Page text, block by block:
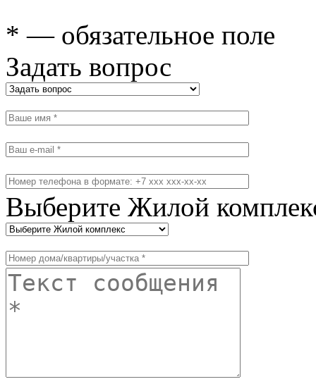
* — обязательное поле
Задать вопрос
Выберите Жилой